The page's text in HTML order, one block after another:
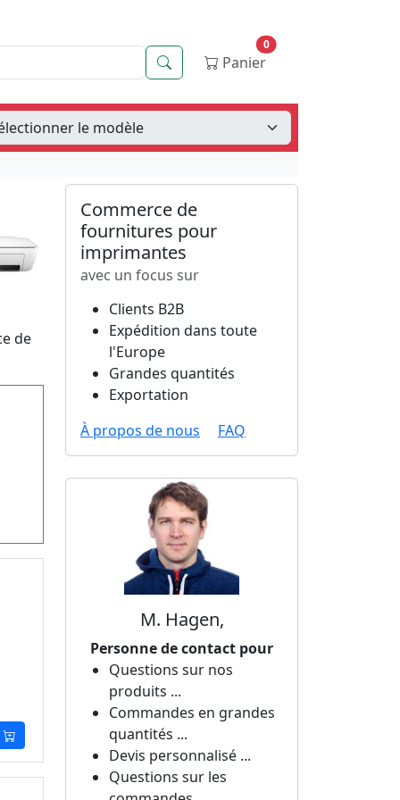
RecherchePanier
0
de
Commerce de
fournitures pour
imprimantes
avec un focus sur
Clients B2B
Expédition dans toute
l'Europe
Grandes quantités
Exportation
À propos de nous
FAQ
M. Hagen,
Personne de contact pour
Questions sur nos
produits ...
Commandes en grandes
quantités ...
Devis personnalisé ...
Questions sur les